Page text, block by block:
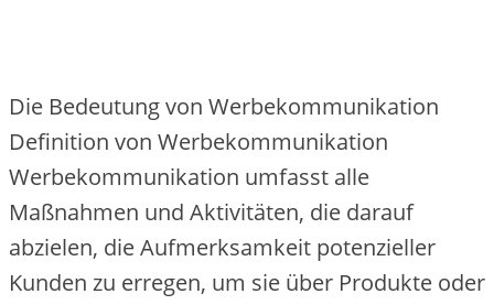
Die Bedeutung von Werbekommunikation
Definition von Werbekommunikation
Werbekommunikation umfasst alle
Maßnahmen und Aktivitäten, die darauf
abzielen, die Aufmerksamkeit potenzieller
Kunden zu erregen, um sie über Produkte oder